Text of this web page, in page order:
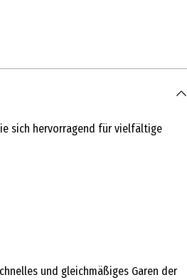
sich hervorragend für vielfältige
und gleichmäßiges Garen der